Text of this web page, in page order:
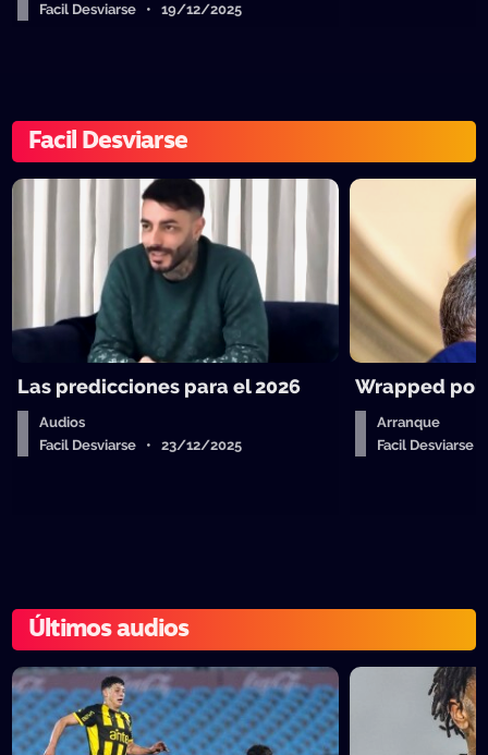
Facil Desviarse • 19/12/2025
Facil Desviarse
Las predicciones para el 2026
Audios
Facil Desviarse • 23/12/2025
Wrapped
Arranque
Facil
Últimos audios